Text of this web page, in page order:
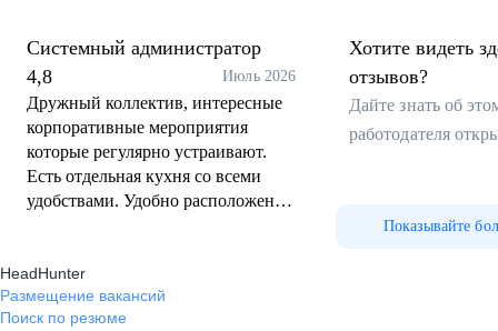
Системный администратор
4,8
Июль 2026
Дружный коллектив, интересные
корпоративные мероприятия
которые регулярно устраивают.
Есть отдельная кухня со всеми
удобствами. Удобно расположение
Хотите видеть
отзывов?
Дайте знать об
работодателя
Показывайте
HeadHunter
Размещение вакансий
Поиск по резюме